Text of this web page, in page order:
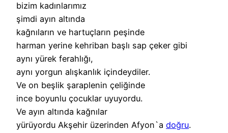
bizim kadınlarımız
şimdi ayın altında
kağnıların ve hartuçların peşinde
harman yerine kehriban başlı sap çeker gibi
aynı yürek ferahlığı,
aynı yorgun alışkanlık içindeydiler.
Ve on beşlik şaraplenin çeliğinde
ince boyunlu çocuklar uyuyordu.
Ve ayın altında kağnılar
yürüyordu Akşehir üzerinden Afyon`a doğru.